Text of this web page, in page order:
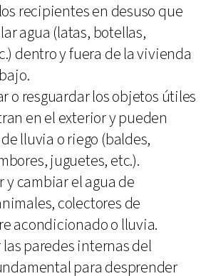
recipientes en desuso que
agua (latas, botellas,
dentro y fuera de la vivienda
o resguardar los objetos útiles
en el exterior y pueden
lluvia o riego (baldes,
juguetes, etc.).
cambiar el agua de
colectores de
acondicionado o lluvia.
paredes internas del
para desprender